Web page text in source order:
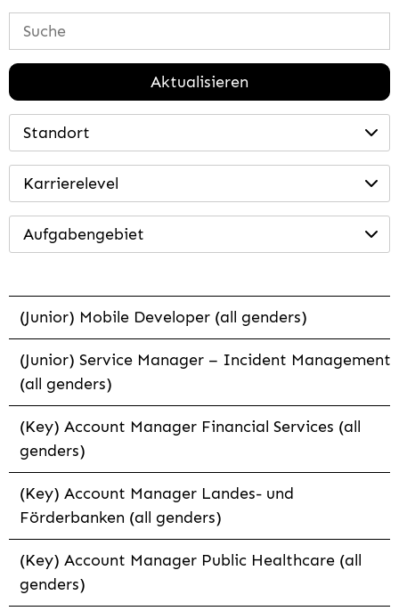
Aktualisieren
Standort
Karrierelevel
Aufgabengebiet
(Junior) Mobile Developer (all genders)
(Junior) Service Manager – Incident Management
(all genders)
(Key) Account Manager Financial Services (all
genders)
(Key) Account Manager Landes- und
Förderbanken (all genders)
(Key) Account Manager Public Healthcare (all
genders)